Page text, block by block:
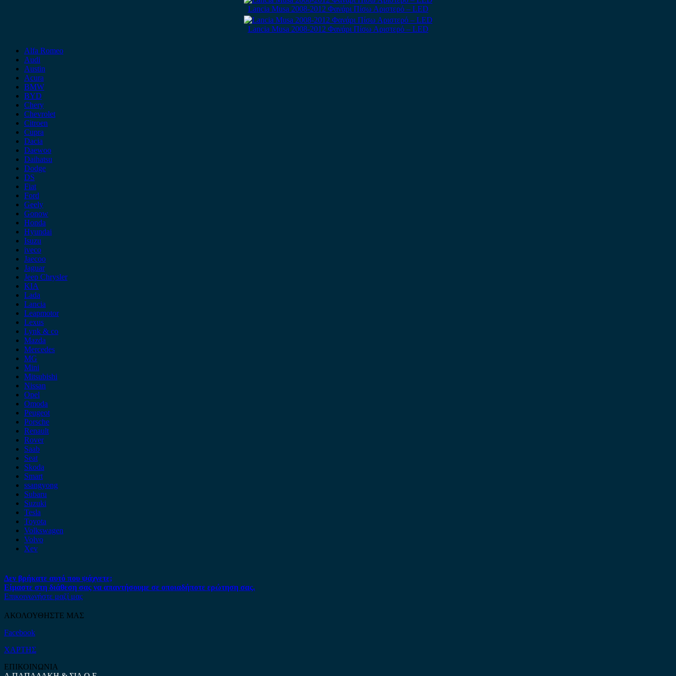
Lancia Musa 2008-2012 Φανάρι Πίσω Αριστερό – LED
Lancia Musa 2008-2012 Φανάρι Πίσω Αριστερό – LED
Alfa Romeo
Audi
Austin
Acura
BMW
BYD
Chery
Chevrolet
Citroen
Cupra
Dacia
Daewoo
Daihatsu
Dodge
DS
Fiat
Ford
Geely
Gonow
Honda
Hyundai
Isuzu
iveco
Jaecoo
Jaguar
Jeep Chrysler
KIA
Lada
Lancia
Leapmotor
Lexus
Lynk & co
Mazda
Mercedes
MG
Mini
Mitsubishi
Nissan
Opel
Omoda
Peugeot
Porsche
Renault
Rover
Saab
Seat
Skoda
Smart
ssangyong
Subaru
Suzuki
Tesla
Toyota
Volkswagen
Volvo
Xev
Δεν βρήκατε αυτό που ψάχνετε;
Είμαστε στη διάθεση σας να απαντήσουμε σε οποιαδήποτε ερώτηση σας.
Επικοινωνήστε μαζί μας
ΑΚΟΛΟΥΘΗΣΤΕ ΜΑΣ
Facebook
ΧΑΡΤΗΣ
ΕΠΙΚΟΙΝΩΝΙΑ